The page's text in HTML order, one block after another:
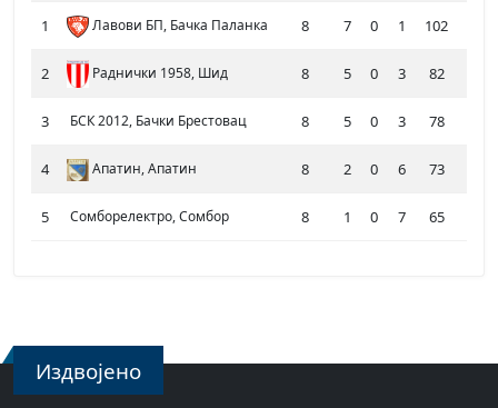
1 Лавови БП, Бачка Паланка 8 7 0 1 102
2 Раднички 1958, Шид 8 5 0 3 82
3 БСК 2012, Бачки Брестовац 8 5 0 3 78
4 Апатин, Апатин 8 2 0 6 73
5 Сомборелектро, Сомбор 8 1 0 7 65
Издвојено